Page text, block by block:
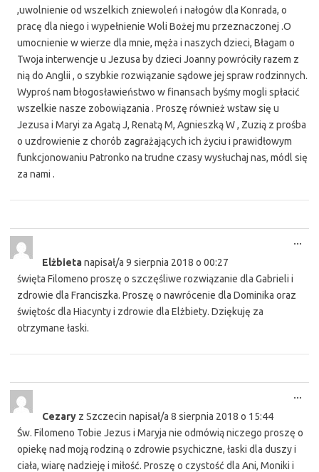
,uwolnienie od wszelkich zniewoleń i nałogów dla Konrada, o
pracę dla niego i wypełnienie Woli Bożej mu przeznaczonej .O
umocnienie w wierze dla mnie, męża i naszych dzieci, Błagam o
Twoja interwencje u Jezusa by dzieci Joanny powróciły razem z
nią do Anglii , o szybkie rozwiązanie sądowe jej spraw rodzinnych.
Wyproś nam błogosławieństwo w finansach byśmy mogli spłacić
wszelkie nasze zobowiązania . Proszę również wstaw się u
Jezusa i Maryi za Agatą J, Renatą M, Agnieszką W , Zuzią z prośba
o uzdrowienie z chorób zagrażających ich życiu i prawidłowym
funkcjonowaniu Patronko na trudne czasy wysłuchaj nas, módl się
za nami .
Elżbietanapisał/a 9 sierpnia 2018 o 00:27
święta Filomeno proszę o szczęśliwe rozwiązanie dla Gabrieli i
zdrowie dla Franciszka. Proszę o nawrócenie dla Dominika oraz
świętośc dla Hiacynty i zdrowie dla Elżbiety. Dziękuję za
otrzymane łaski.
...
Cezary z Szczecin napisał/a 8 sierpnia 2018 o 15:44
Św. Filomeno Tobie Jezus i Maryja nie odmówią niczego proszę o
opiekę nad moją rodziną o zdrowie psychiczne, łaski dla duszy i
ciała, wiarę nadzieję i miłość. Proszę o czystość dla Ani, Moniki i
...